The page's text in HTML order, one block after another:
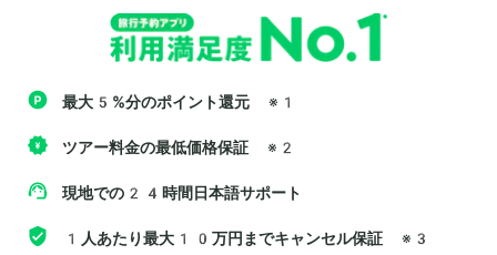
最大5%分のポイント還元 ※1
ツアー料金の最低価格保証 ※2
現地での24時間日本語サポート
1人あたり最大10万円までキャンセル保証 ※3